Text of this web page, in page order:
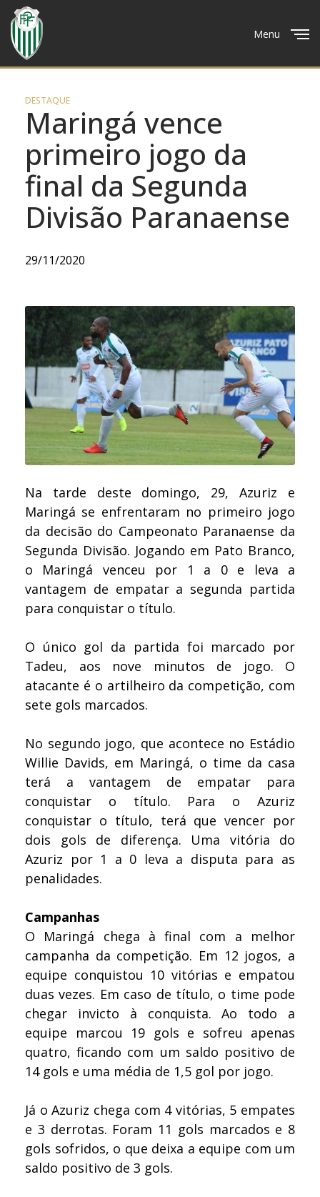
Menu
DESTAQUE
Maringá vence
primeiro jogo da
final da Segunda
Divisão Paranaense
29/11/2020
Na tarde deste domingo, 29, Azuriz e
Maringá se enfrentaram no primeiro jogo
da decisão do Campeonato Paranaense da
Segunda Divisão. Jogando em Pato Branco,
o Maringá venceu por 1 a 0 e leva a
vantagem de empatar a segunda partida
para conquistar o título.
O único gol da partida foi marcado por
Tadeu, aos nove minutos de jogo. O
atacante é o artilheiro da competição, com
sete gols marcados.
No segundo jogo, que acontece no Estádio
Willie Davids, em Maringá, o time da casa
terá a vantagem de empatar para
conquistar o título. Para o Azuriz
conquistar o título, terá que vencer por
dois gols de diferença. Uma vitória do
Azuriz por 1 a 0 leva a disputa para as
penalidades.
Campanhas
O Maringá chega à final com a melhor
campanha da competição. Em 12 jogos, a
equipe conquistou 10 vitórias e empatou
duas vezes. Em caso de título, o time pode
chegar invicto à conquista. Ao todo a
equipe marcou 19 gols e sofreu apenas
quatro, ficando com um saldo positivo de
14 gols e uma média de 1,5 gol por jogo.
Já o Azuriz chega com 4 vitórias, 5 empates
e 3 derrotas. Foram 11 gols marcados e 8
gols sofridos, o que deixa a equipe com um
saldo positivo de 3 gols.